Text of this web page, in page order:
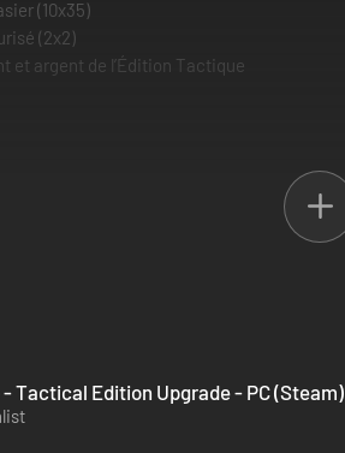
(10x35)
(2x2)
et argent de l’Édition Tactique
- Tactical Edition Upgrade - PC (Steam)